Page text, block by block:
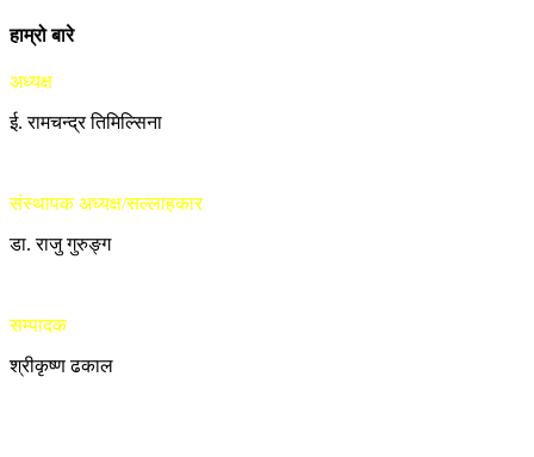
हाम्रो बारे
अध्यक्ष
ई. रामचन्द्र तिमिल्सिना
संस्थापक अध्यक्ष/सल्लाहकार
डा. राजु गुरुङ्ग
सम्पादक
श्रीकृष्ण ढकाल